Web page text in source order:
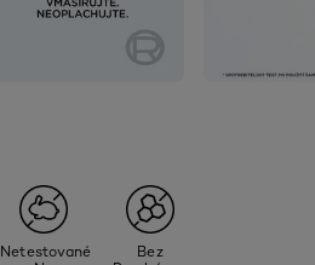
Netestované
Bez